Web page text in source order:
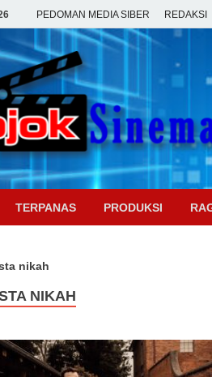
PEDOMAN MEDIA SIBER REDAKSI
TERPANAS PRODUKSI
nikah
NIKAH